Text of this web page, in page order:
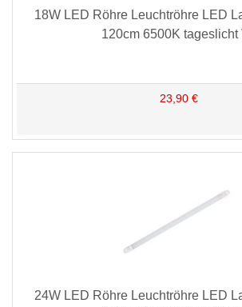
18W LED Röhre Leuchtröhre LED
120cm 6500K tageslicht
23,90 €
24W LED Röhre Leuchtröhre LED